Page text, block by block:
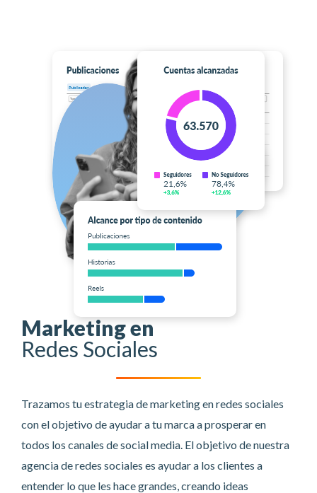
Marketing en
Redes Sociales
Trazamos tu estrategia de marketing en redes sociales
con el objetivo de ayudar a tu marca a prosperar en
todos los canales de social media. El objetivo de nuestra
agencia de redes sociales es ayudar a los clientes a
entender lo que les hace grandes, creando ideas